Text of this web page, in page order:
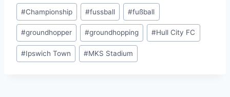
Schlagworte:
#Championship #fussball #fußball
#groundhopper #groundhopping #Hull City FC
#Ipswich Town #MKS Stadium